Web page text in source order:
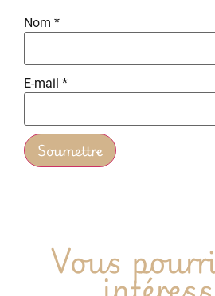
Nom *
E-mail *
Vous